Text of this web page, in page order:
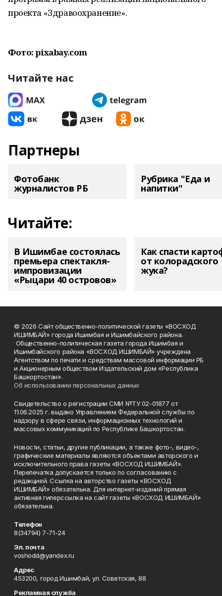
проекта «Здравоохранение».
Фото: pixabay.com
Читайте нас
Партнеры
Фотобанк
журналистов РБ
Рубрика "Еда и
напитки"
Читайте:
В Ишимбае состоялась
премьера спектакля-
импровизации
«Рыцари 40 островов»
Как спасти
от колорадского
жука?
© 2026 Сайт общественно-политической газеты «ВОСХОД
ИШИМБАЙ» города Ишимбая и Ишимбайского района.
Общественно-политическая газета города Ишимбая и
Ишимбайского района «ВОСХОД ИШИМБАЙ» учреждена
Агентством по печати и средствам массовой информации РБ
и Акционерным обществом Издательский дом «Республика
Башкортостан».
Об использовании персональных данных
Свидетельство о регистрации СМИ №ТУ 02-01877 от
11.06.2025 г. выдано Управлением Федеральной службы по
надзору в сфере связи, информационных технологий и
массовых коммуникаций по Республике Башкортостан.
Новости, статьи, другие публикации, а также фото-, видео-,
графические материалы являются объектами авторского и
исключительного права газеты «ВОСХОД ИШИМБАЙ».
Перепечатка допускается только по согласованию с
редакцией. Ссылка на авторство газеты «ВОСХОД
ИШИМБАЙ» обязательна. Для интернет-изданий прямая
активная гиперссылка на сайт газеты «ВОСХОД ИШИМБАЙ»
обязательна.
Телефон
8(34794) 7-71-24
Эл. почта
voshodd@yandex.ru
Адрес
453200, город Ишимбай, ул. Советская, 88
Рекламная служба